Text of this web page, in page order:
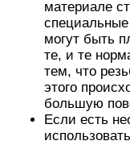
материале
могут быть
те, и те
тем, что
этого
большую
Если есть